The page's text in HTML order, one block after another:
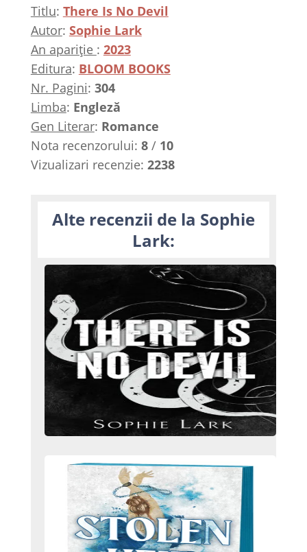
Titlu: There Is No Devil
Autor: Sophie Lark
An apariție : 2023
Editura: BLOOM BOOKS
Nr. Pagini: 304
Limba: Engleză
Gen Literar: Romance
Nota recenzorului: 8/ 10
Vizualizari recenzie: 2238
Alte recenzii de la Sophie
Lark: